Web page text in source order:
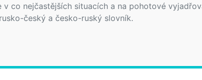
co nejčastějších situacích a na pohotové
český a česko-ruský slovník.